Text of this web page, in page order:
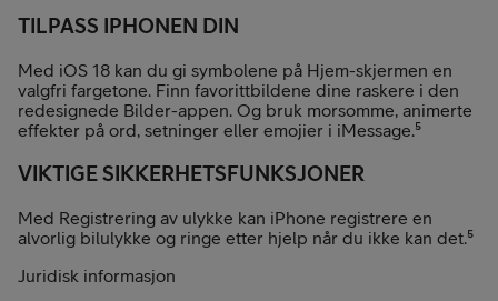
TILPASS IPHONEN DIN
Med iOS 18 kan du gi symbolene på Hjem-skjermen en
valgfri fargetone. Finn favorittbildene dine raskere i den
redesignede Bilder-appen. Og bruk morsomme, animerte
effekter på ord, setninger eller emojier i iMessage.⁵
VIKTIGE SIKKERHETSFUNKSJONER
Med Registrering av ulykke kan iPhone registrere en
alvorlig bilulykke og ringe etter hjelp når du ikke kan det.⁵
Juridisk informasjon